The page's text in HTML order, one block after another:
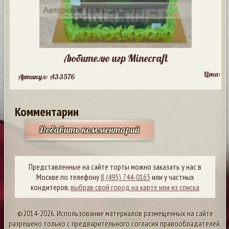
Любителю игр Minecraft
Артикул: A33576 Цена:
Комментарии
Добавить комментарий
Представленные на сайте торты можно заказать у нас в
Москве по телефону8 (495) 744-0165 или у частных
кондитеров,выбрав свой город на карте или из списка
©2014-2026. Использование материалов размещенных на сайте
разрешено только с предварительного согласия правообладателей.